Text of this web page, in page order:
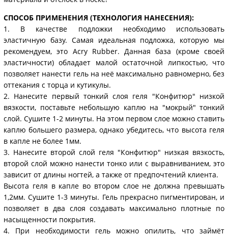
СПОСОБ ПРИМЕНЕНИЯ (ТЕХНОЛОГИЯ НАНЕСЕНИЯ):
1. В качестве подложки необходимо использовать
эластичную базу. Самая идеальная подложка, которую мы
рекомендуем, это Acry Rubber. Данная база (кроме своей
эластичности) обладает малой остаточной липкостью, что
позволяет нанести гель на неё максимально равномерно, без
оттекания с торца и кутикулы.
2. Нанесите первый тонкий слоя геля "Конфитюр" низкой
вязкости, поставьте небольшую каплю на "мокрый" тонкий
слой. Сушите 1-2 минуты. На этом первом слое можно ставить
каплю большего размера, однако убедитесь, что высота геля
в капле не более 1мм.
3. Нанесите второй слой геля "Конфитюр" низкая вязкость,
второй слой можно нанести тонко или с выравниванием, это
зависит от длины ногтей, а также от предпочтений клиента.
Высота геля в капле во втором слое не должна превышать
1,2мм. Сушите 1-3 минуты. Гель прекрасно пигментирован, и
позволяет в два слоя создавать максимально плотные по
насыщенности покрытия.
4. При необходимости гель можно опилить, что займёт